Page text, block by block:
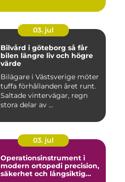
03. jul
Bilvård i göteborg så får
bilen längre liv och högre
värde
Bilägare i Västsverige möter
tuffa förhållanden året runt.
Saltade vintervägar, regn
stora delar av ...
03. jul
Operationsinstrument i
modern ortopedi precision,
säkerhet och långsiktig